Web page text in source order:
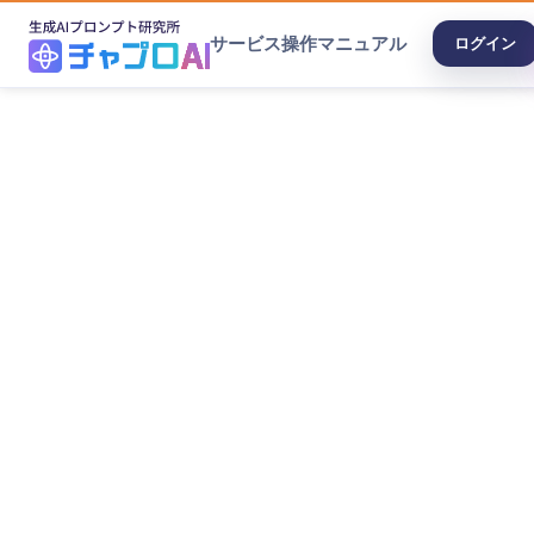
サービス操作マニュアル ログイン